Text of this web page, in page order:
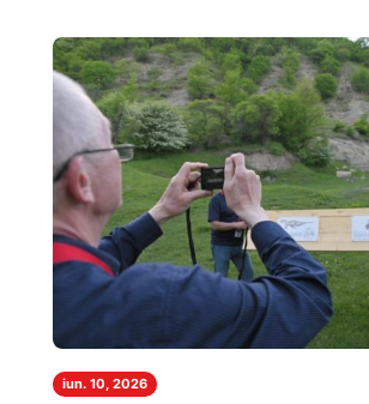
iun. 10, 2026